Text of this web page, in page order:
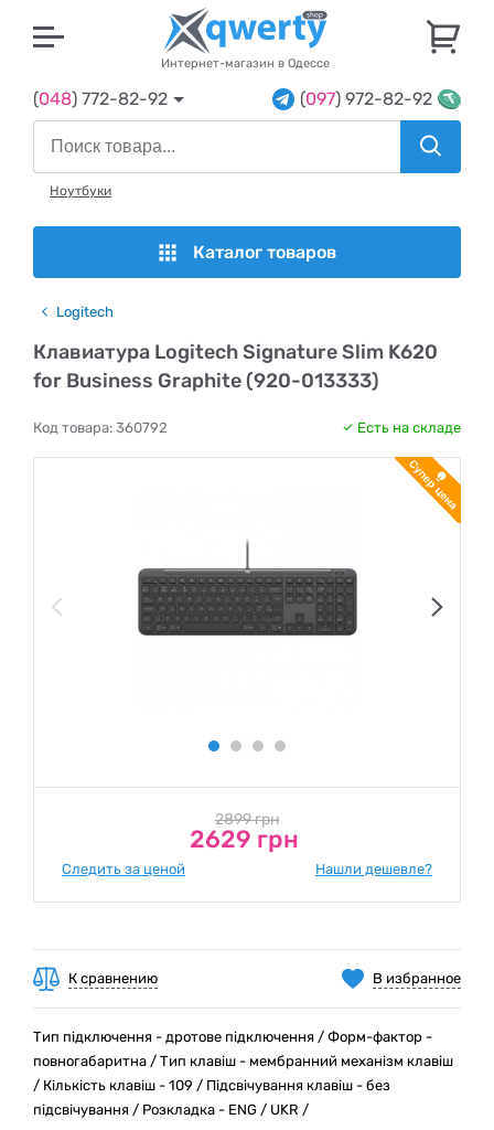
Интернет-магазин в Одессе
(048) 772-82-92 (097) 972-82-92
Ноутбуки
Каталог товаров
Logitech
Клавиатура Logitech Signature Slim K620
for Business Graphite (920-013333)
Код товара: 360792 Есть на складе
2899 грн
2629 грн
Следить за ценой Нашли дешевле?
В избранное
К сравнению
Тип підключення - дротове підключення / Форм-фактор -
повногабаритна / Тип клавіш - мембранний механізм клавіш
/ Кількість клавіш - 109 / Підсвічування клавіш - без
підсвічування / Розкладка - ENG / UKR /